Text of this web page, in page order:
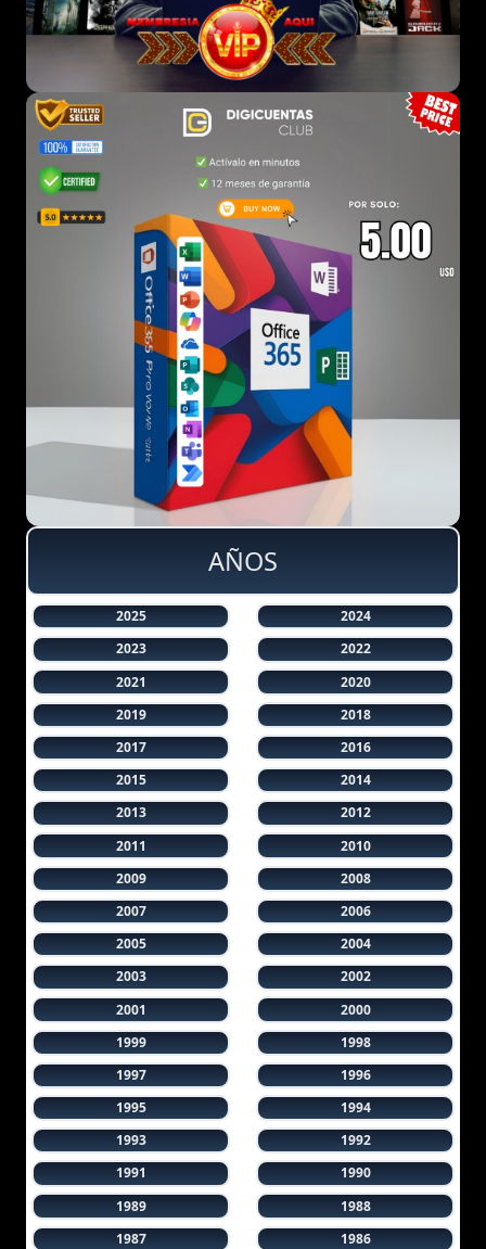
AÑOS
2025
2024
2023
2022
2021
2020
2019
2018
2017
2016
2015
2014
2013
2012
2011
2010
2009
2008
2007
2006
2005
2004
2003
2002
2001
2000
1999
1998
1997
1996
1995
1994
1993
1992
1991
1990
1989
1988
1987
1986